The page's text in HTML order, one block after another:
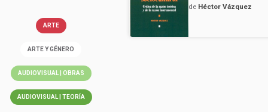
ARTE
ARTE Y GÉNERO
AUDIOVISUAL | OBRAS
AUDIOVISUAL | TEORÍA
de Héctor Vázquez